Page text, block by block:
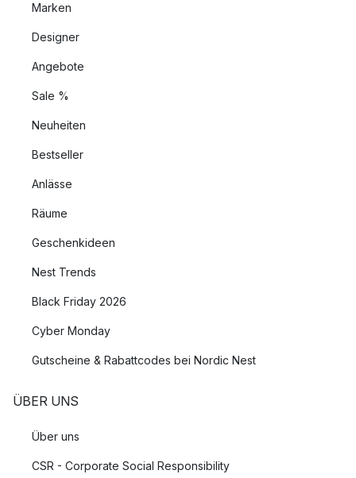
Marken
Designer
Angebote
Sale %
Neuheiten
Bestseller
Anlässe
Räume
Geschenkideen
Nest Trends
Black Friday 2026
Cyber Monday
Gutscheine & Rabattcodes bei Nordic Nest
ÜBER UNS
Über uns
CSR - Corporate Social Responsibility